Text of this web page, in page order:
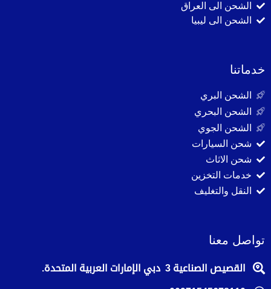
الشحن الى العراق
الشحن الى ليبيا
خدماتنا
الشحن البري
الشحن البحري
الشحن الجوي
شحن السيارات
شحن الاثاث
خدمات التخزين
النقل والتغليف
تواصل معنا
القصيص الصناعية 3 دبي الإمارات العربية المتحدة.